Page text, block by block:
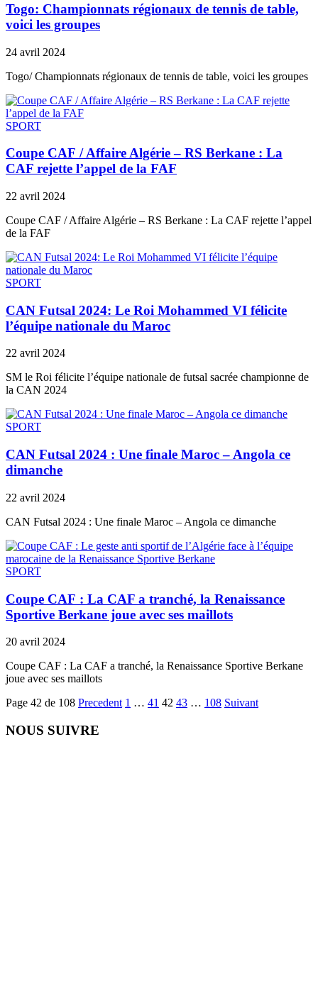
Togo: Championnats régionaux de tennis de table,
voici les groupes
24 avril 2024
Togo/ Championnats régionaux de tennis de table, voici les groupes
SPORT
Coupe CAF / Affaire Algérie – RS Berkane : La
CAF rejette l’appel de la FAF
22 avril 2024
Coupe CAF / Affaire Algérie – RS Berkane : La CAF rejette l’appel
de la FAF
SPORT
CAN Futsal 2024: Le Roi Mohammed VI félicite
l’équipe nationale du Maroc
22 avril 2024
SM le Roi félicite l’équipe nationale de futsal sacrée championne de
la CAN 2024
SPORT
CAN Futsal 2024 : Une finale Maroc – Angola ce
dimanche
22 avril 2024
CAN Futsal 2024 : Une finale Maroc – Angola ce dimanche
SPORT
Coupe CAF : La CAF a tranché, la Renaissance
Sportive Berkane joue avec ses maillots
20 avril 2024
Coupe CAF : La CAF a tranché, la Renaissance Sportive Berkane
joue avec ses maillots
Page 42 de 108 Precedent 1 … 41 42 43 … 108 Suivant
NOUS SUIVRE